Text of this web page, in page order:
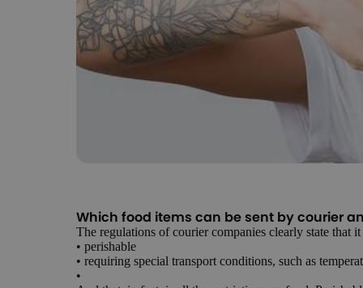
Which food items can be sent by courier
The regulations of courier companies clearly state that
• perishable
• requiring special transport conditions, such as
•